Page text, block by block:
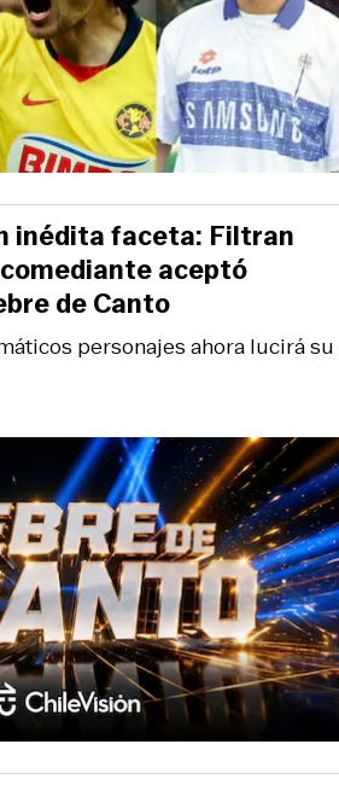
personajes ahora lucirá su
inédita faceta: Filtran
aceptó
de Canto